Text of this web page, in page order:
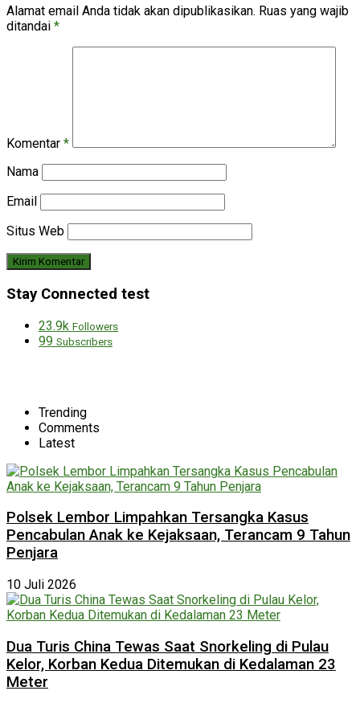
Alamat email Anda tidak akan dipublikasikan. Ruas yang wajib
ditandai *
Komentar *
Nama
Email
Situs Web
Stay Connected test
23.9k Followers
99 Subscribers
Trending
Comments
Latest
Polsek Lembor Limpahkan Tersangka Kasus
Pencabulan Anak ke Kejaksaan, Terancam 9 Tahun
Penjara
10 Juli 2026
Dua Turis China Tewas Saat Snorkeling di Pulau
Kelor, Korban Kedua Ditemukan di Kedalaman 23
Meter